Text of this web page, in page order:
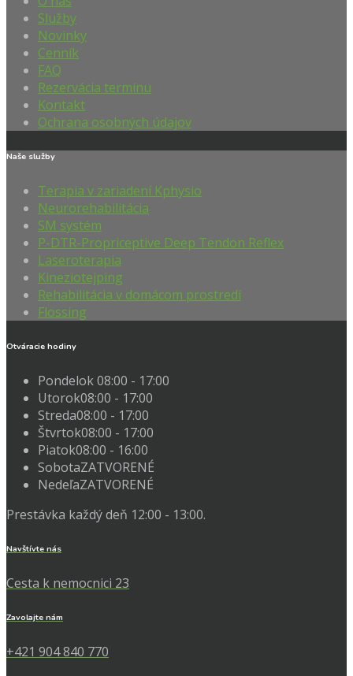
Služby
Novinky
Cenník
FAQ
Rezervácia termínu
Kontakt
Ochrana osobných údajov
Naše služby
Terapia v zariadení Kphysio
Neurorehabilitácia
SM systém
P-DTR-Propriceptive Deep Tendon Reflex
Laseroterapia
Kineziotejping
Rehabilitácia v domácom prostredí
Flossing
Otváracie hodiny
Pondelok08:00 - 17:00
Utorok08:00 - 17:00
Streda08:00 - 17:00
Štvrtok08:00 - 17:00
Piatok08:00 - 16:00
SobotaZATVORENÉ
NedeľaZATVORENÉ
Prestávka každý deň 12:00 - 13:00.
Navštívte nás
Cesta k nemocnici 23
Zavolajte nám
+421 904 840 770